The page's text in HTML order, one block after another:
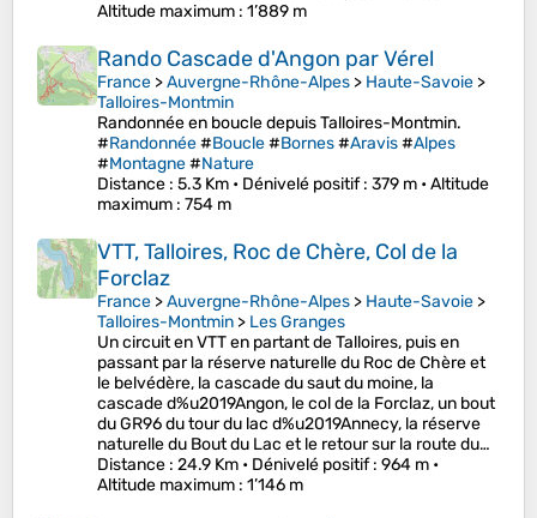
Altitude maximum : 1’889 m
Rando Cascade d'Angon par Vérel
France >Auvergne-Rhône-Alpes > Haute-Savoie >
Talloires-Montmin
Randonnée en boucle depuis Talloires-Montmin.
#Randonnée#Boucle#Bornes#Aravis#Alpes
#Montagne#Nature
Distance : 5.3 Km • Dénivelé positif: 379 m •Altitude
maximum : 754 m
VTT, Talloires, Roc de Chère, Col de la
Forclaz
France >Auvergne-Rhône-Alpes > Haute-Savoie >
Talloires-Montmin > Les Granges
Un circuit en VTT en partant de Talloires, puis en
passant par la réserve naturelle du Roc de Chère et
le belvédère, la cascade du saut du moine, la
cascade d%u2019Angon, le col de la Forclaz, un bout
du GR96 du tour du lac d%u2019Annecy, la réserve
naturelle du Bout du Lac et le retour sur la route du…
Distance : 24.9 Km • Dénivelé positif: 964 m •
Altitude maximum : 1’146 m